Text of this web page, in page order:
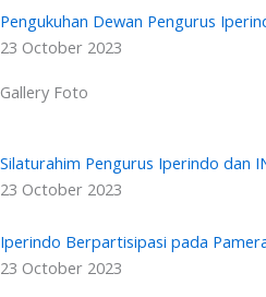
Pengukuhan Dewan Pengurus
23 October 2023
Gallery Foto
Silaturahim Pengurus Iperindo dan
23 October 2023
Iperindo Berpartisipasi pada
23 October 2023